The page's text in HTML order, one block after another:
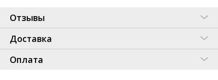
Отзывы
Доставка
Оплата